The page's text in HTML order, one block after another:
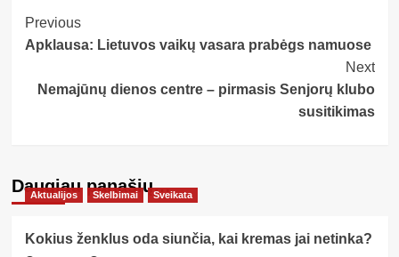
Post
Navigation
Previous
Apklausa: Lietuvos vaikų vasara prabėgs namuose
Next
Nemajūnų dienos centre – pirmasis Senjorų klubo
susitikimas
Daugiau panašių…
Aktualijos Skelbimai Sveikata
Kokius ženklus oda siunčia, kai kremas jai netinka?